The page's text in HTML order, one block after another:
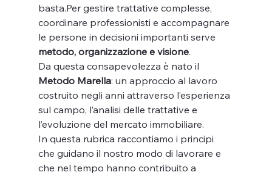
basta.Per gestire trattative complesse,
coordinare professionisti e accompagnare
le persone in decisioni importanti serve
metodo, organizzazione e visione.
Da questa consapevolezza è nato il
Metodo Marella: un approccio al lavoro
costruito negli anni attraverso l’esperienza
sul campo, l’analisi delle trattative e
l’evoluzione del mercato immobiliare.
In questa rubrica raccontiamo i principi
che guidano il nostro modo di lavorare e
che nel tempo hanno contribuito a